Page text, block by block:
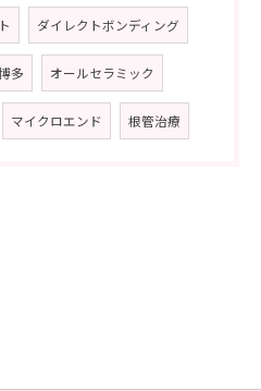
ダイレクトボンディング
多 オールセラミック
マイクロエンド 根管治療